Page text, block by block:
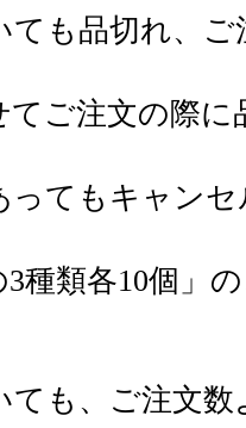
ても品切れ、
ご注文の際に
てもキャンセ
種類各10個」
ても、ご注文